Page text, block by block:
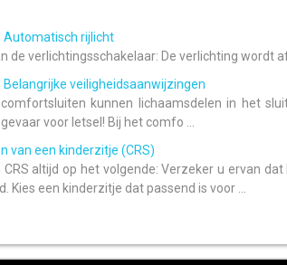
Automatisch rijlicht
de verlichtingsschakelaar: De verlichting wordt
veiligheidsaanwijzingen
comfortsluiten kunnen lichaamsdelen in het
voor letsel! Bij het comfo ...
van een kinderzitje (CRS)
CRS altijd op het volgende: Verzeker u ervan
Kies een kinderzitje dat passend is voor ...